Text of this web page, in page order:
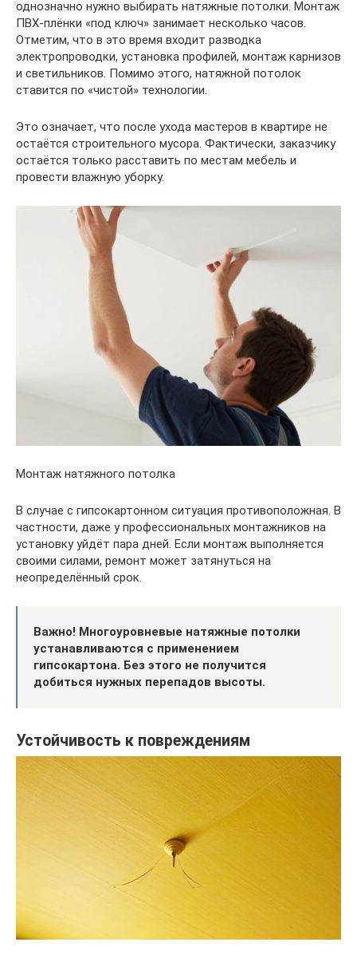
однозначно нужно выбирать натяжные потолки. Монтаж
ПВХ-плёнки «под ключ» занимает несколько часов.
Отметим, что в это время входит разводка
электропроводки, установка профилей, монтаж карнизов
и светильников. Помимо этого, натяжной потолок
ставится по «чистой» технологии.
Это означает, что после ухода мастеров в квартире не
остаётся строительного мусора. Фактически, заказчику
остаётся только расставить по местам мебель и
провести влажную уборку.
Монтаж натяжного потолка
В случае с гипсокартонном ситуация противоположная. В
частности, даже у профессиональных монтажников на
установку уйдёт пара дней. Если монтаж выполняется
своими силами, ремонт может затянуться на
неопределённый срок.
Важно! Многоуровневые натяжные потолки
устанавливаются с применением
гипсокартона. Без этого не получится
добиться нужных перепадов высоты.
Устойчивость к повреждениям